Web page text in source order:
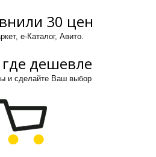
30 цен
е-Каталог, Авито.
дешевле
и сделайте Ваш выбор